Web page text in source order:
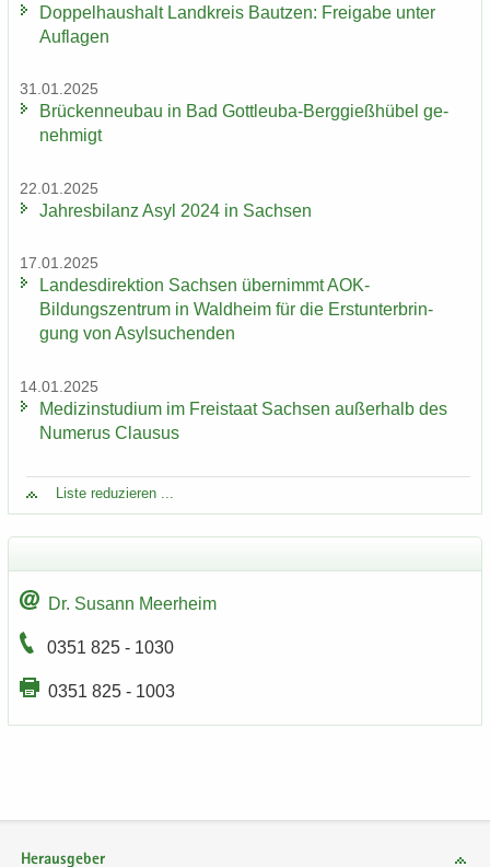
Dop­pel­haus­halt Land­kreis Baut­zen: Frei­ga­be unter
Auf­la­gen
31.01.2025
Brü­cken­neu­bau in Bad Gottleuba-​Berggießhübel ge­
neh­migt
22.01.2025
Jah­res­bi­lanz Asyl 2024 in Sach­sen
17.01.2025
Lan­des­di­rek­ti­on Sach­sen über­nimmt AOK-​
Bildungszentrum in Wald­heim für die Erst­un­ter­brin­
gung von Asyl­su­chen­den
14.01.2025
Me­di­zin­stu­di­um im Frei­staat Sach­sen au­ßer­halb des
Nu­me­rus Clau­sus
Liste re­du­zie­ren ...
Dr. Su­sann Meer­heim
0351 825 - 1030
0351 825 - 1003
Herausgeber